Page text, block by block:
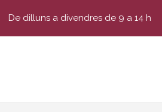
De dilluns a divendres de 9 a 14 h